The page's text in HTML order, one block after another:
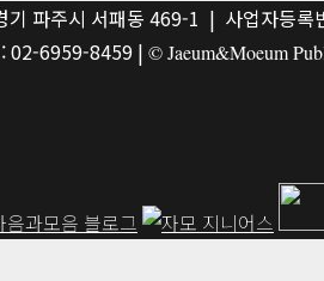
기 파주시 서패동 469-1 | 사업자등
02-6959-8459 | © Jaeum&Moeum